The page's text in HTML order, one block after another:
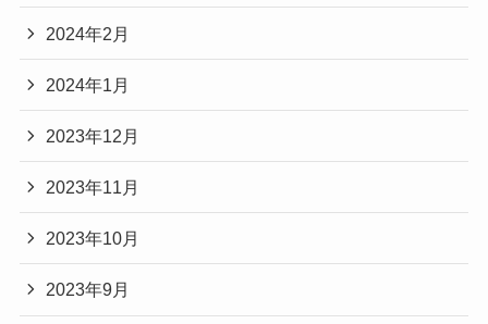
2024年2月
2024年1月
2023年12月
2023年11月
2023年10月
2023年9月